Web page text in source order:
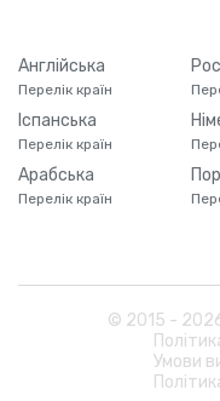
Англійська
Перелік країн
Іспанська
Перелік країн
Арабська
Перелік країн
© 2015 -
Умови